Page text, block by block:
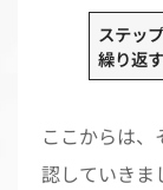
ステッ
繰り返す
ここからは
認していきま